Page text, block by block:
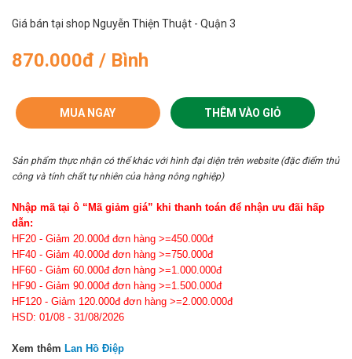
Giá bán tại shop Nguyễn Thiện Thuật - Quận 3
870.000đ / Bình
MUA NGAY THÊM VÀO GIỎ
Sản phẩm thực nhận có thể khác với hình đại diện trên website (đặc điểm thủ
công và tính chất tự nhiên của hàng nông nghiệp)
Nhập mã tại ô “Mã giảm giá” khi thanh toán để nhận ưu đãi hấp
dẫn:
HF20 - Giảm 20.000đ đơn hàng >=450.000đ
HF40 - Giảm 40.000đ đơn hàng >=750.000đ
HF60 - Giảm 60.000đ đơn hàng >=1.000.000đ
HF90 - Giảm 90.000đ đơn hàng >=1.500.000đ
HF120 - Giảm 120.000đ đơn hàng >=2.000.000đ
HSD: 01/08 - 31/08/2026
Xem thêm Lan Hồ Điệp